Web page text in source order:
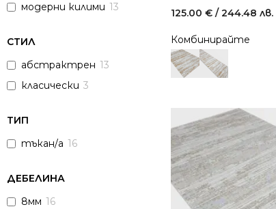
модерни килими 13
СТИЛ
абстрактрен 13
класически 3
ТИП
тъкан/а 16
ДЕБЕЛИНА
8мм 16
125.00 € / 244.48 лв.
Комбинирайте